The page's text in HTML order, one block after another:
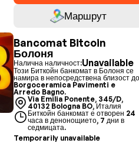
Маршрут
Bancomat Bitcoin
Болоня
Налична наличност:Unavailable
Този Биткойн банкомат в Болоня се
намира в непосредствена близост
Borgoceramica Pavimenti e
Arredo Bagno.
Via Emilia Ponente, 345/D,
40132 Bologna BO, Италия
Биткойн банкомат е отворен 24
часа в денонощието, 7 дни в
седмицата.
Temporarily unavailable